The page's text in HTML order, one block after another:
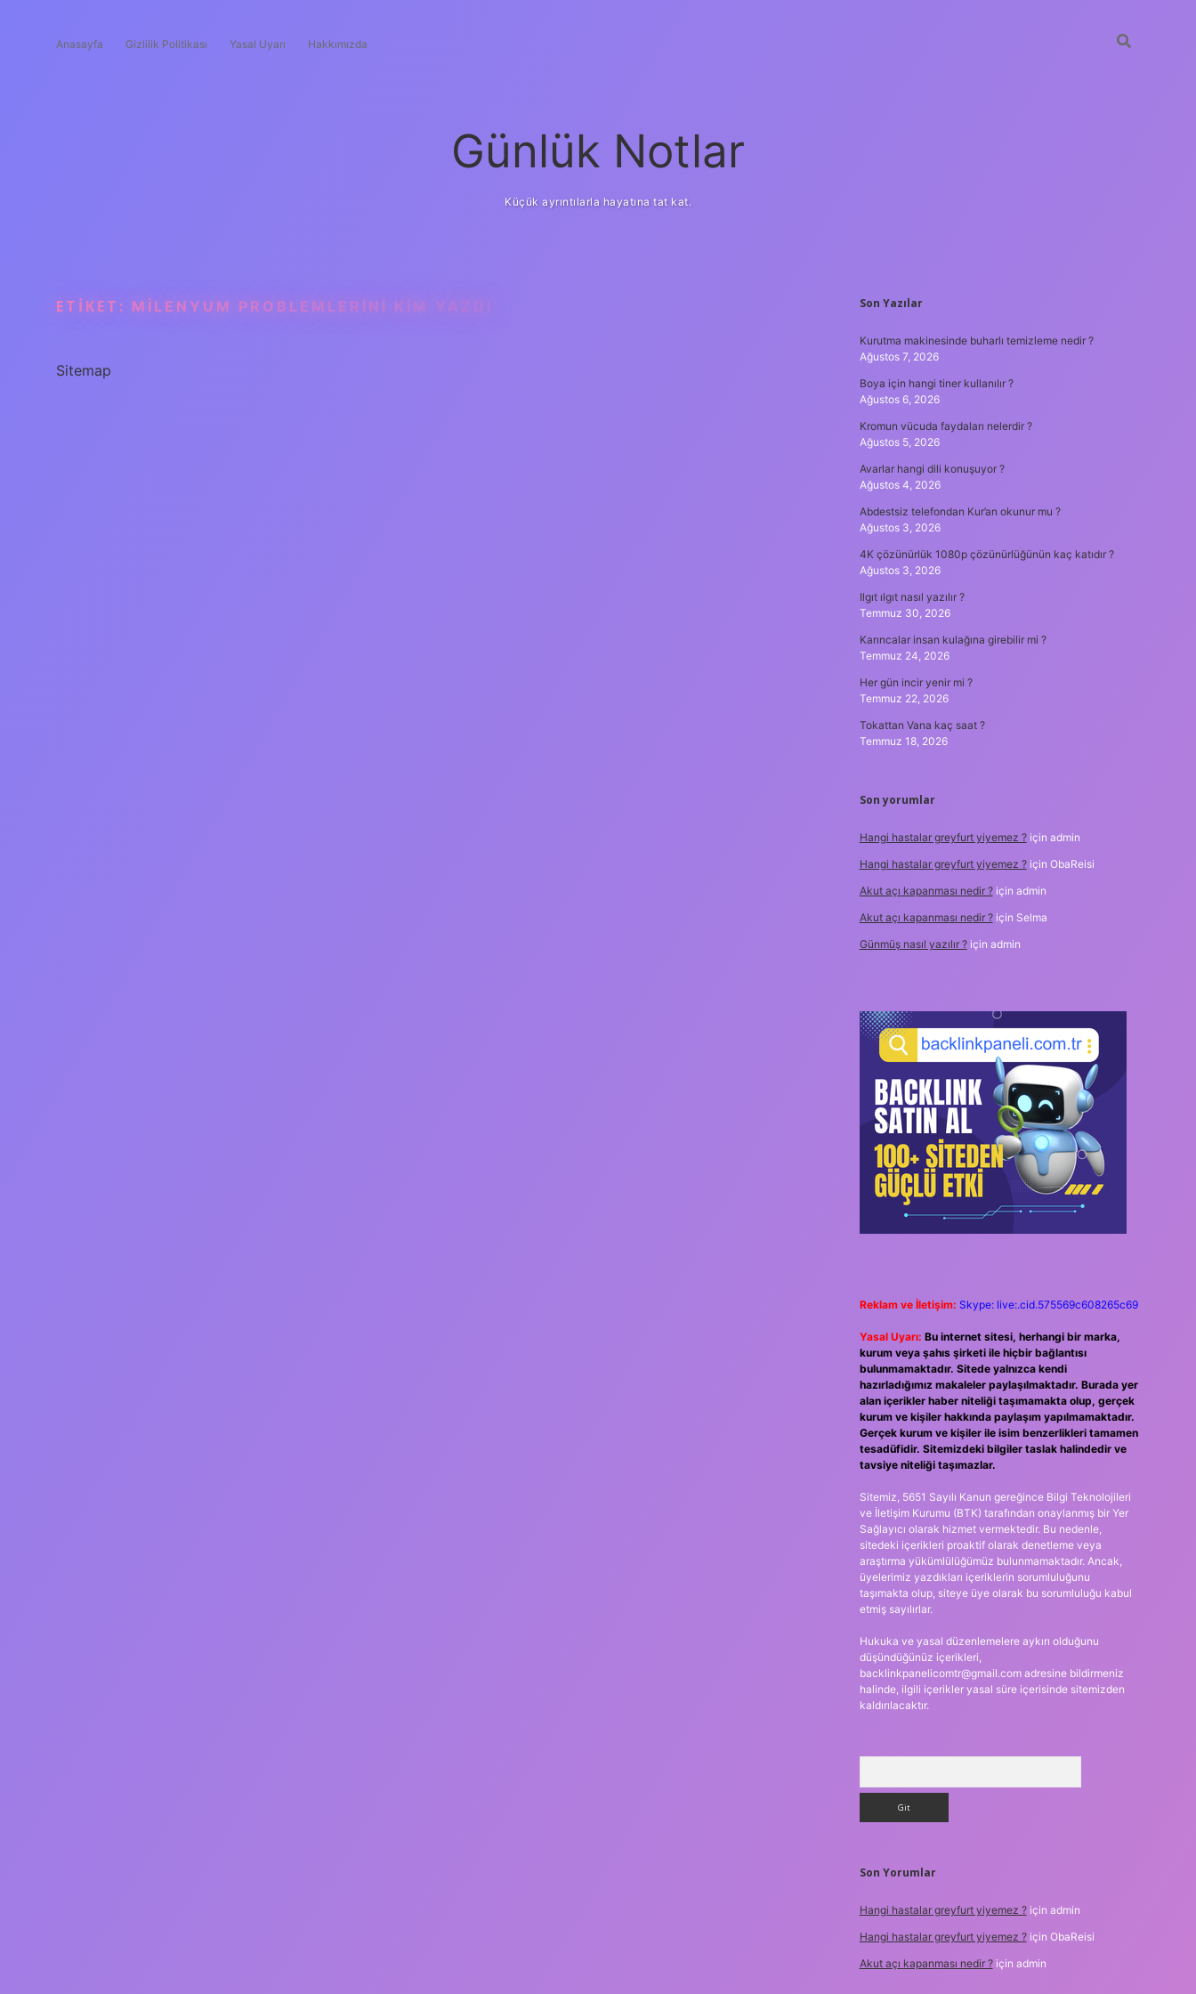
Anasayfa Gizlilik Politikası Yasal Uyarı Hakkımızda
Günlük Notlar
Küçük ayrıntılarla hayatına tat kat.
ETIKET: MILENYUM PROBLEMLERINI KIM YAZDI
Sitemap
SIDEBAR
Son Yazılar
Kurutma makinesinde buharlı temizleme nedir ?
Ağustos 7, 2026
Boya için hangi tiner kullanılır ?
Ağustos 6, 2026
Kromun vücuda faydaları nelerdir ?
Ağustos 5, 2026
Avarlar hangi dili konuşuyor ?
Ağustos 4, 2026
Abdestsiz telefondan Kur’an okunur mu ?
Ağustos 3, 2026
4K çözünürlük 1080p çözünürlüğünün kaç katıdır ?
Ağustos 3, 2026
Ilgıt ılgıt nasıl yazılır ?
Temmuz 30, 2026
Karıncalar insan kulağına girebilir mi ?
Temmuz 24, 2026
Her gün incir yenir mi ?
Temmuz 22, 2026
Tokattan Vana kaç saat ?
Temmuz 18, 2026
Son yorumlar
Hangi hastalar greyfurt yiyemez ?için admin
Hangi hastalar greyfurt yiyemez ?için ObaReisi
Akut açı kapanması nedir ?için admin
Akut açı kapanması nedir ?için Selma
Günmüş nasıl yazılır ?için admin
Reklam ve İletişim: Skype: live:.cid.575569c608265c69
Yasal Uyarı: Bu internet sitesi, herhangi bir marka,
kurum veya şahıs şirketi ile hiçbir bağlantısı
bulunmamaktadır. Sitede yalnızca kendi
hazırladığımız makaleler paylaşılmaktadır. Burada yer
alan içerikler haber niteliği taşımamakta olup, gerçek
kurum ve kişiler hakkında paylaşım yapılmamaktadır.
Gerçek kurum ve kişiler ile isim benzerlikleri tamamen
tesadüfidir. Sitemizdeki bilgiler taslak halindedir ve
tavsiye niteliği taşımazlar.
Sitemiz, 5651 Sayılı Kanun gereğince Bilgi Teknolojileri
ve İletişim Kurumu (BTK) tarafından onaylanmış bir Yer
Sağlayıcı olarak hizmet vermektedir. Bu nedenle,
sitedeki içerikleri proaktif olarak denetleme veya
araştırma yükümlülüğümüz bulunmamaktadır. Ancak,
üyelerimiz yazdıkları içeriklerin sorumluluğunu
taşımakta olup, siteye üye olarak bu sorumluluğu kabul
etmiş sayılırlar.
Hukuka ve yasal düzenlemelere aykırı olduğunu
düşündüğünüz içerikleri,
backlinkpanelicomtr@gmail.comadresine bildirmeniz
halinde, ilgili içerikler yasal süre içerisinde sitemizden
kaldırılacaktır.
Son Yorumlar
Hangi hastalar greyfurt yiyemez ?için admin
Hangi hastalar greyfurt yiyemez ?için ObaReisi
Akut açı kapanması nedir ?için admin